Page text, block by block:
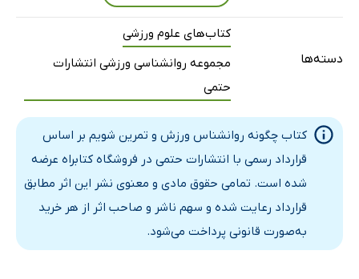
دسته‌ها
کتاب‌های علوم ورزشی
مجموعه روانشناسی ورزشی انتشارات
حتمی
کتاب چگونه روانشناس ورزش و تمرین شویم بر اساس
قرارداد رسمی با انتشارات حتمی در فروشگاه کتابراه عرضه
شده است. تمامی حقوق مادی و معنوی نشر این اثر مطابق
قرارداد رعایت شده و سهم ناشر و صاحب اثر از هر خرید
به‌صورت قانونی پرداخت می‌شود.